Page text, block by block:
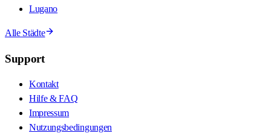
Lugano
Alle Städte
Support
Kontakt
Hilfe & FAQ
Impressum
Nutzungsbedingungen